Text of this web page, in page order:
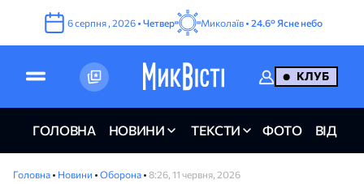
6серпня , 2026 • Четвер Миколаїв • 24.6° Ясне небо
КЛУБ
ГОЛОВНА НОВИНИ ТЕКСТИ ФОТО ВІДЕО
Головна • Новини • Оборона • 8:26, 11 червня, 2026